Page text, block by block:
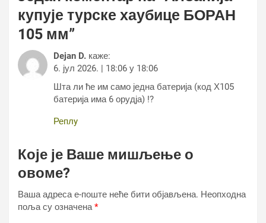
купује турске хаубице БОРАН
105 мм”
Dejan D. каже:
6. јул 2026. | 18:06 у 18:06
Шта ли ће им само једна батерија (код Х105
батерија има 6 орудја) !?
Реплy
Које је Ваше мишљење о
овоме?
Ваша адреса е-поште неће бити објављена. Неопходна
поља су означена*